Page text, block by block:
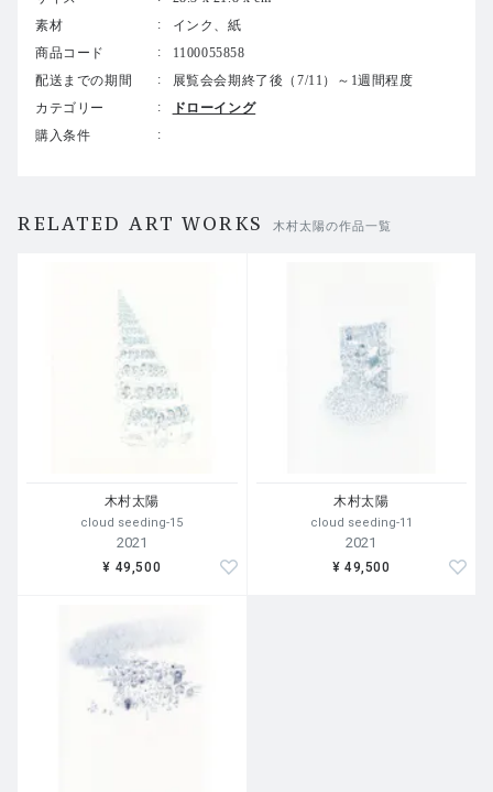
※アクリル額付き 額サイズ：33.8×25.0cm
-------------------
Galaxy I Sink / Virgo Self-Esteem Broadcast
会期：2026.6.18（木）‐7.11（土） 日曜日休廊 10:30-1
〒103-0026 東京都中央区日本橋兜町15-12 八重洲カトウ
パンドラの箱を中心に様々な要素が織り込まれたインスタ
レーションほか、ドローイング、立体作品を展示しており
素材
インク、紙
商品コード
1100055858
配送までの期間
展覧会会期終了後（7/11）～1週間程度
カテゴリー
ドローイング
購入条件
RELATED ART WORKS 木村太陽の作品一覧
木村太陽
cloud seeding-15
2021
¥ 49,500
木村太陽
cloud seeding-11
2021
¥ 49,500